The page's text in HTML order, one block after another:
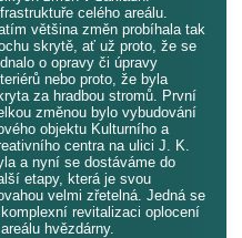
celého areálu.
většina změn probíhala tak
skrytě, ať už proto, že se
o opravy či úpravy
nebo proto, že byla
za hradbou stromů. První
změnou bylo vybudování
objektu Kulturního a
centra na ulici J. K.
a nyní se dostáváme do
etapy, která je svou
velmi zřetelná. Jedná se
revitalizaci oplocení
hvězdárny.